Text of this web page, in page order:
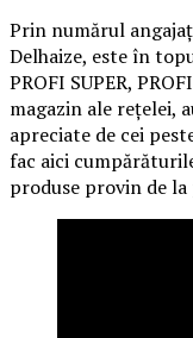
Prin numărul
Delhaize, este în
PROFI SUPER,
magazin ale rețelei,
apreciate de cei
fac aici
produse provin de